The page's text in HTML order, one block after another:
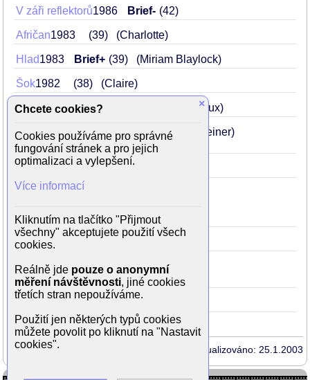
V záři reflektorů1986 Brief- 42
Afričan1983 39 (Charlotte)
Hlad1983 Brief+ 39 (Miriam Blaylock)
Šok1982 38 (Claire)
Volba zbraní1981 (Nicole Durieux)
Poslední metro1980 36 (Marion Steiner)
Agrese1975 31 (Sarah)
Divoch1975
předvede ňadra
Policajt 28 (Cathy)
Siréna z Mississipi1969 Brief+
(Julie Roussel / Marion Vergano)
1968
Aktualizováno: 25.1.2003
×
Chcete cookies?
Cookies používáme pro správné
fungování stránek a pro jejich
optimalizaci a vylepšení.
Více informací
Kliknutím na tlačítko "Přijmout
všechny" akceptujete použití všech
cookies.
Reálně jde pouze o anonymní
měření návštěvnosti, jiné cookies
třetích stran nepoužíváme.
Použití jen některých typů cookies
můžete povolit po kliknutí na "Nastavit
cookies".